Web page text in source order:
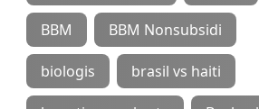
BBM BBM Nonsubsidi
biologis brasil vs haiti